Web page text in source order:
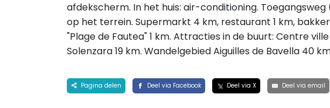
afdekscherm. In het huis: air-conditioning.
op het terrein. Supermarkt 4 km, restaurant 1 km,
"Plage de Fautea" 1 km. Attracties in de buurt: Centre
Solenzara 19 km. Wandelgebied Aiguilles de Bavella 40
Pagina delen Deel via Facebook Deel via X Deel via email